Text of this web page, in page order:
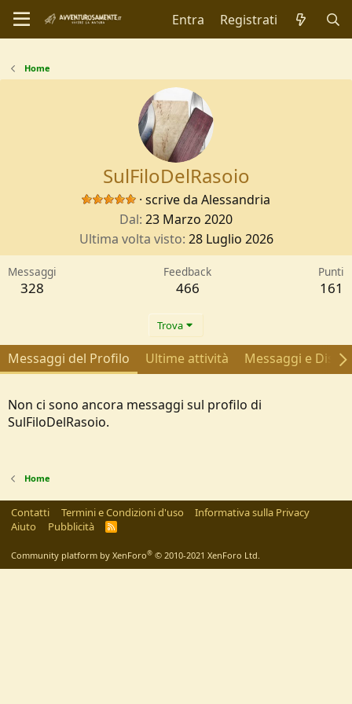
Entra Registrati
Home
SulFiloDelRasoio
· scrive da Alessandria
Dal 23 Marzo 2020
Ultima volta visto 28 Luglio 2026
Messaggi
328
Feedback
466
Punti
161
Trova
Messaggi del Profilo Ultime attività Messaggi e
Non ci sono ancora messaggi sul profilo di
SulFiloDelRasoio.
Home
Contatti Termini e Condizioni d'uso
Informativa sulla Privacy
Aiuto
Pubblicità
R
Community platform by XenForo® © 2010-2021 XenForo Ltd.